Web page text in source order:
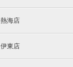
熱海店
伊東店